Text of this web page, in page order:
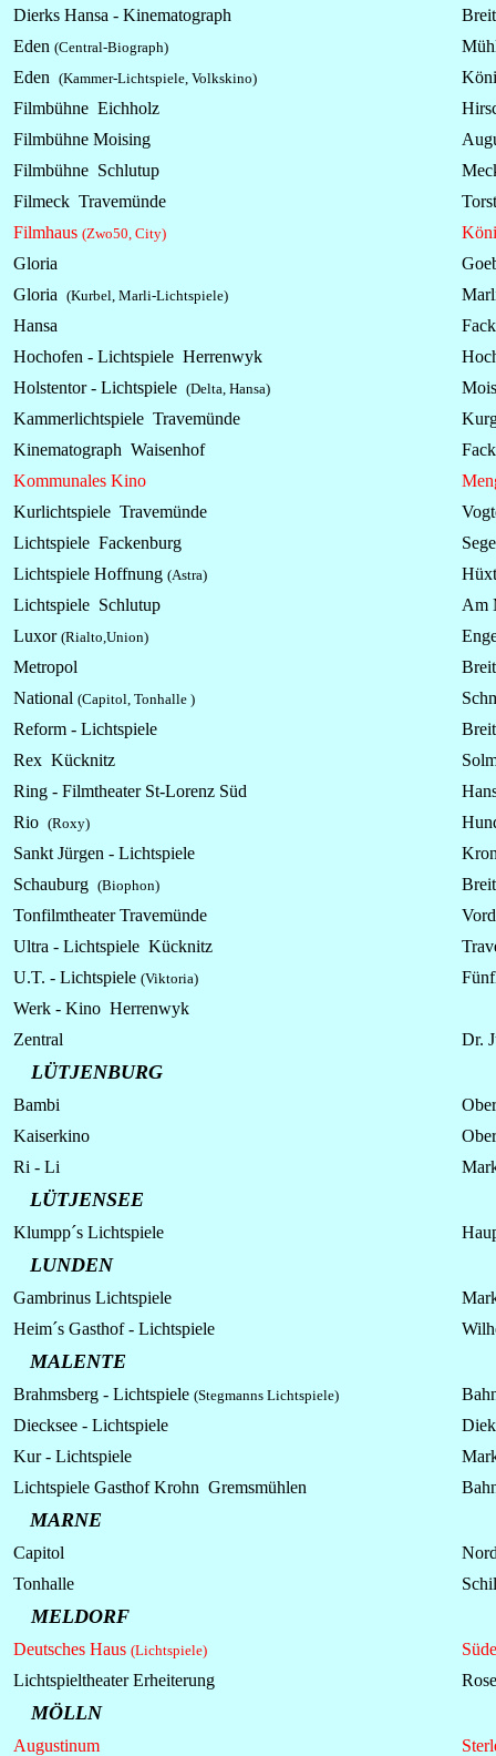
Dierks Hansa - Kinematograph
Eden (Central-Biograph)
Eden (Kammer-Lichtspiele, Volkskino)
Filmbühne Eichholz
Filmbühne Moising
Filmbühne Schlutup
Filmeck Travemünde
Filmhaus (Zwo50, City)
Gloria
Gloria (Kurbel, Marli-Lichtspiele)
Hansa
Hochofen - Lichtspiele Herrenwyk
Holstentor - Lichtspiele (Delta, Hansa)
Kammerlichtspiele Travemünde
Kinematograph Waisenhof
Kommunales Kino
Kurlichtspiele Travemünde
Lichtspiele Fackenburg
Lichtspiele Hoffnung (Astra)
Lichtspiele Schlutup
Am
Luxor (Rialto,Union)
Metropol
National (Capitol, Tonhalle )
Reform - Lichtspiele
Rex Kücknitz
Ring - Filmtheater St-Lorenz Süd
Rio (Roxy)
Sankt Jürgen - Lichtspiele
Schauburg (Biophon)
Tonfilmtheater Travemünde
Ultra - Lichtspiele Kücknitz
U.T. - Lichtspiele (Viktoria)
Werk - Kino Herrenwyk
Zentral
Dr.
LÜTJENBURG
Bambi
Kaiserkino
Ri - Li
LÜTJENSEE
Klumpp´s Lichtspiele
LUNDEN
Gambrinus Lichtspiele
Heim´s Gasthof - Lichtspiele
MALENTE
Brahmsberg - Lichtspiele (Stegmanns Lichtspiele)
Diecksee - Lichtspiele
Kur - Lichtspiele
Lichtspiele Gasthof Krohn Gremsmühlen
MARNE
Capitol
Tonhalle
MELDORF
Deutsches Haus (Lichtspiele)
Lichtspieltheater Erheiterung
MÖLLN
Augustinum